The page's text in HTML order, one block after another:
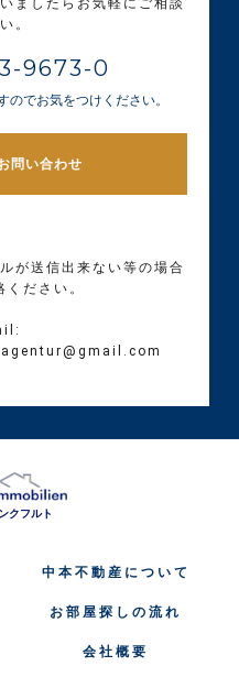
。
9673-0
でお気をつけください。
問い合わせ
が送信出来ない等の場合
ださい。
クフルト
中本不動産について
お部屋探しの流れ
会社概要